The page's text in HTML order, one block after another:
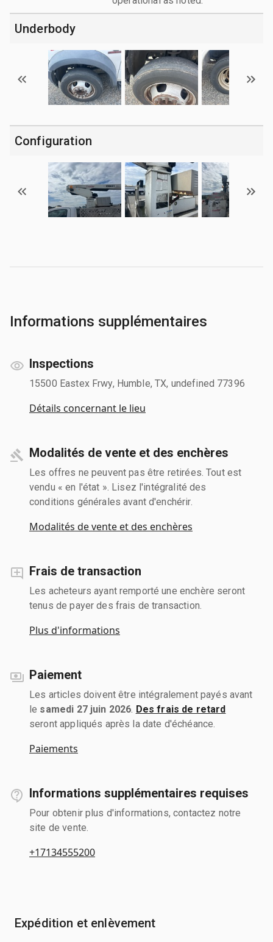
Underbody
Configuration
Informations supplémentaires
Inspections
15500 Eastex Frwy, Humble, TX, undefined 77396
Détails concernant le lieu
Modalités de vente et des enchères
Les offres ne peuvent pas être retirées. Tout est
vendu « en l'état ». Lisez l'intégralité des
conditions générales avant d'enchérir.
Modalités de vente et des enchères
Frais de transaction
Les acheteurs ayant remporté une enchère seront
tenus de payer des frais de transaction.
Plus d'informations
Paiement
Les articles doivent être intégralement payés avant
le samedi 27 juin 2026 Des frais de retard
seront appliqués après la date d'échéance.
Paiements
Informations supplémentaires requises
Pour obtenir plus d'informations, contactez notre
site de vente.
+17134555200
Expédition et enlèvement